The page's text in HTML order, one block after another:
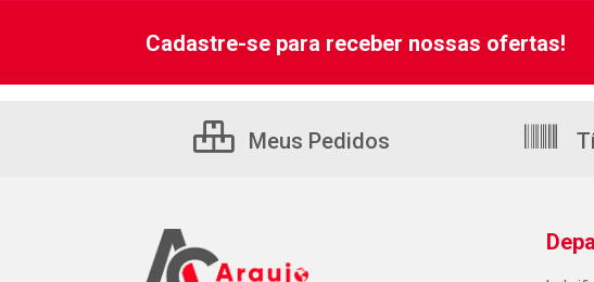
Cadastre-se para receber nossas ofertas!
Meus Pedidos